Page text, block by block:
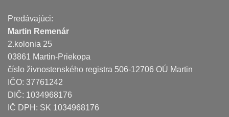
Predávajúci:
Martin Remenár
2.kolonia 25
03861 Martin-Priekopa
číslo živnostenského registra 506-12706 OÚ Martin
IČO: 37761242
DIČ: 1034968176
IČ DPH: SK 1034968176